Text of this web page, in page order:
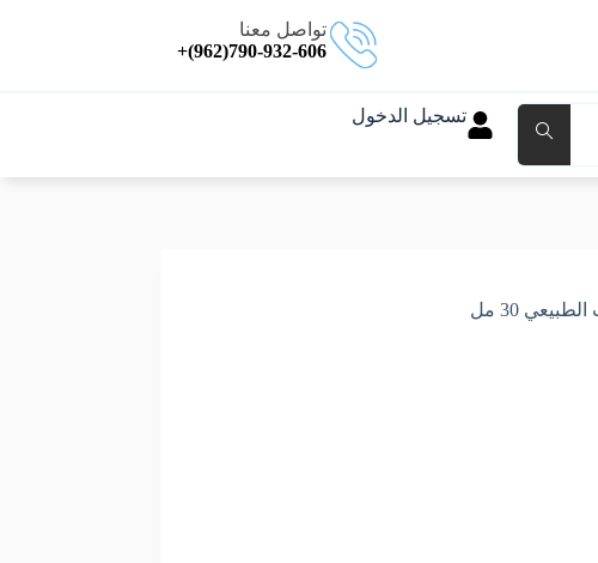
تواصل معنا
790-932-606(962)+
تسجيل الدخول